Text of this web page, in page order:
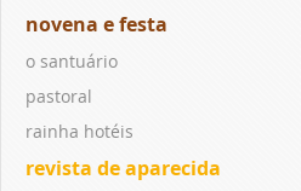
novena e festa
o santuário
pastoral
rainha hotéis
revista de aparecida